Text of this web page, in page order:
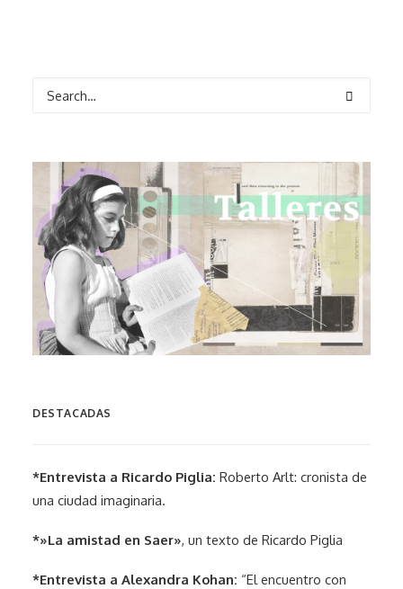
DESTACADAS
*Entrevista a Ricardo Piglia: Roberto Arlt: cronista de
una ciudad imaginaria.
*»La amistad en Saer», un texto de Ricardo Piglia
*Entrevista a Alexandra Kohan: “El encuentro con